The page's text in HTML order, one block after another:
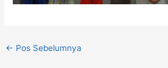
← Pos Sebelumnya